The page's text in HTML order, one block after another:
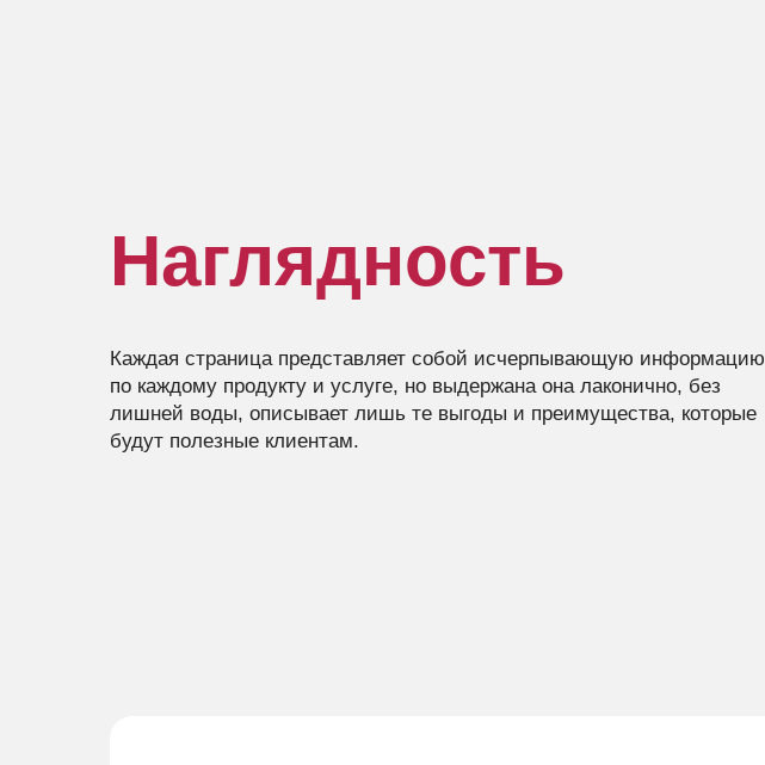
Наглядность
Каждая страница представляет собой исчерпывающую информацию
по каждому продукту и услуге, но выдержана она лаконично, без
лишней воды, описывает лишь те выгоды и преимущества, которые
будут полезные клиентам.